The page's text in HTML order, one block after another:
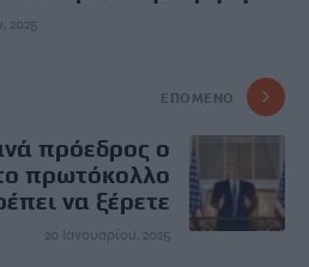
2025
ΕΠΌΜΕΝΟ
πρόεδρος ο
πρωτόκολλο
να ξέρετε
20 Ιανουαρίου, 2025